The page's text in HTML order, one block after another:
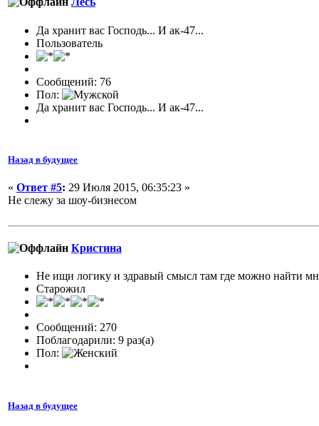
Да хранит вас Господь... И ак-47...
Пользователь
Сообщений: 76
Пол:
Да хранит вас Господь... И ак-47...
Назад в будущее
« Ответ #5: 29 Июля 2015, 06:35:23 »
Не слежу за шоу-бизнесом
Кристина
Не ищи логику и здравый смысл там где можно найти
Старожил
Сообщений: 270
Поблагодарили: 9 раз(а)
Пол:
Назад в будущее